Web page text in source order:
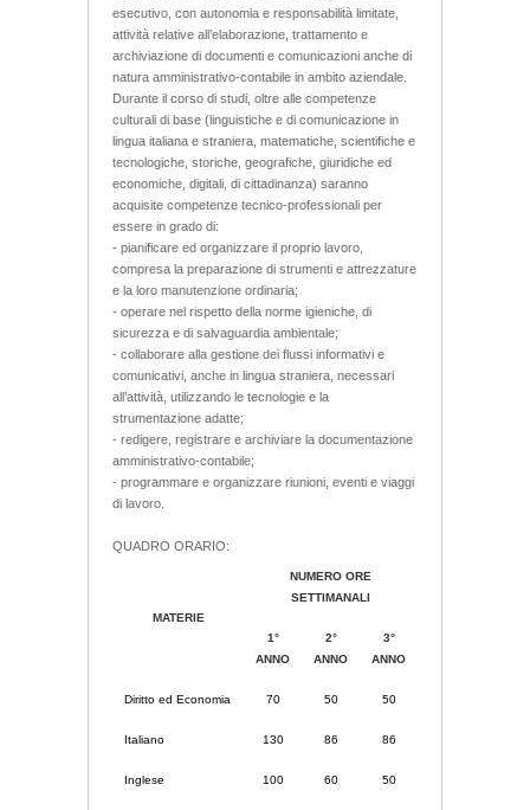
esecutivo, con autonomia e responsabilità limitate,
attività relative all’elaborazione, trattamento e
archiviazione di documenti e comunicazioni anche di
natura amministrativo-contabile in ambito aziendale.
Durante il corso di studi, oltre alle competenze
culturali di base (linguistiche e di comunicazione in
lingua italiana e straniera, matematiche, scientifiche e
tecnologiche, storiche, geografiche, giuridiche ed
economiche, digitali, di cittadinanza) saranno
acquisite competenze tecnico-professionali per
essere in grado di:
- pianificare ed organizzare il proprio lavoro,
compresa la preparazione di strumenti e attrezzature
e la loro manutenzione ordinaria;
- operare nel rispetto della norme igieniche, di
sicurezza e di salvaguardia ambientale;
- collaborare alla gestione dei flussi informativi e
comunicativi, anche in lingua straniera, necessari
all’attività, utilizzando le tecnologie e la
strumentazione adatte;
- redigere, registrare e archiviare la documentazione
amministrativo-contabile;
- programmare e organizzare riunioni, eventi e viaggi
di lavoro.
QUADRO ORARIO:
MATERIE
NUMERO ORE
SETTIMANALI
1°
ANNO
2°
ANNO
3°
ANNO
Diritto ed Economia 70 50 50
Italiano 130 86 86
Inglese 100 60 50